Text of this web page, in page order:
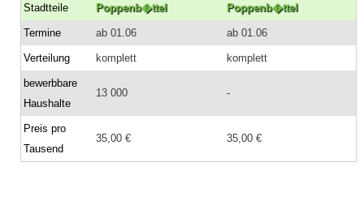
Stadtteile Poppenb�ttel Poppenb�ttel
Termine ab 01.06 ab 01.06
Verteilung komplett komplett
bewerbbare
Haushalte
13 000 -
Preis pro
Tausend
35,00 € 35,00 €